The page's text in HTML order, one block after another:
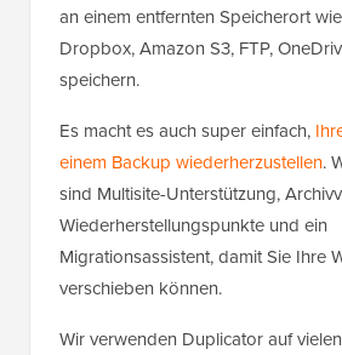
an einem entfernten Speicherort
Dropbox, Amazon S3, FTP,
speichern.
Es macht es auch super einfach,
einem Backup wiederherzustellen.
sind Multisite-Unterstützung,
Wiederherstellungspunkte und ein
Migrationsassistent, damit Sie Ihre
verschieben können.
Wir verwenden Duplicator auf